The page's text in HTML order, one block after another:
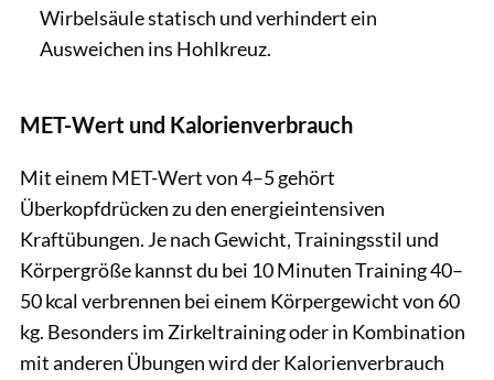
Wirbelsäule statisch und verhindert ein
Ausweichen ins Hohlkreuz.
MET-Wert und Kalorienverbrauch
Mit einem MET-Wert von 4–5 gehört
Überkopfdrücken zu den energieintensiven
Kraftübungen. Je nach Gewicht, Trainingsstil und
Körpergröße kannst du bei 10 Minuten Training 40–
50 kcal verbrennen bei einem Körpergewicht von 60
kg. Besonders im Zirkeltraining oder in Kombination
mit anderen Übungen wird der Kalorienverbrauch